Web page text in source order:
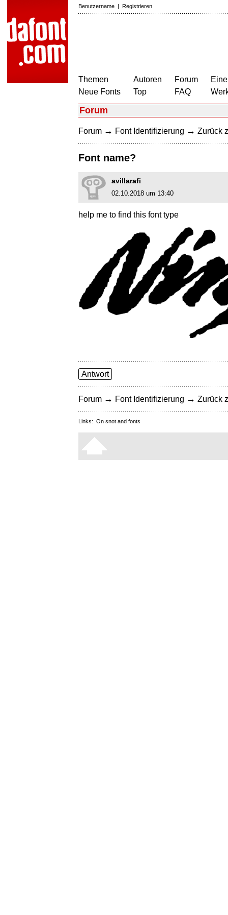
Benutzername | Registrieren
Themen
Neue Fonts
Autoren
Top
Forum
FAQ
Forum
Forum → Font Identifizierung → Zurück
Font name?
avillarafi
02.10.2018 um 13:40
help me to find this font type
Antwort
Forum → Font Identifizierung → Zurück
Links: On snot and fonts